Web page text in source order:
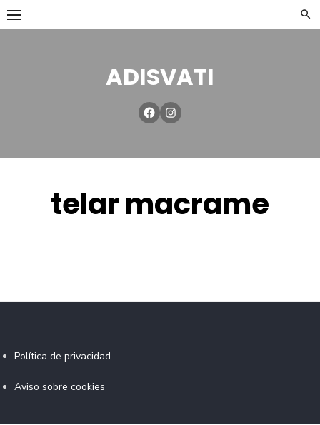
ADISVATI
telar macrame
Política de privacidad
Aviso sobre cookies